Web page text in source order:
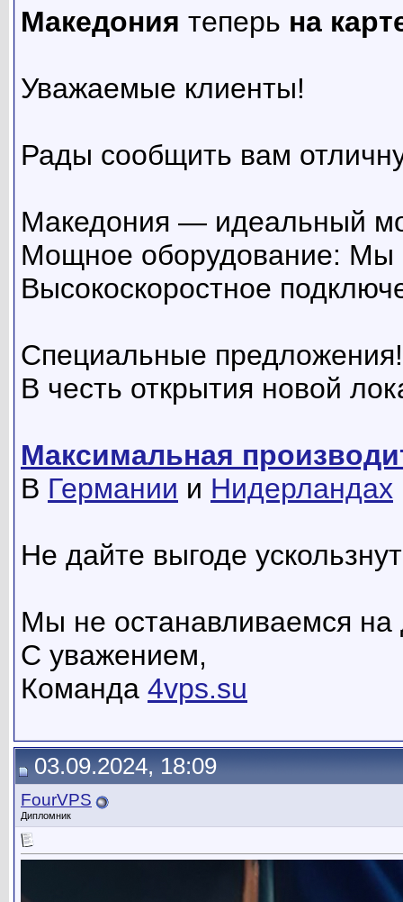
Македония теперь на
Уважаемые клиенты!
Рады сообщить вам
Македония — идеальный
Мощное оборудование: Мы
Высокоскоростное
Специальные предложения!
В честь открытия новой
Максимальная
В Германии и Нидерландах
Не дайте выгоде
Мы не останавливаемся на
С уважением,
Команда 4vps.su
03.09.2024, 18:09
FourVPS
Дипломник